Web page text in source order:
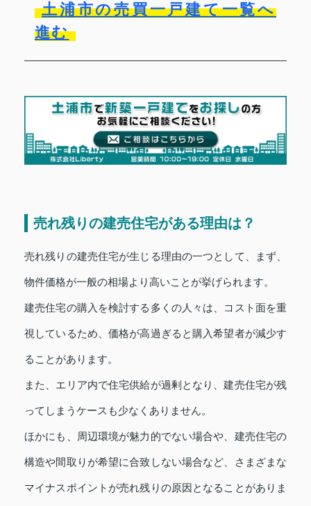
土浦市の売買一戸建て一覧へ
進む
売れ残りの建売住宅がある理由は？
売れ残りの建売住宅が生じる理由の一つとして、まず、
物件価格が一般の相場より高いことが挙げられます。
建売住宅の購入を検討する多くの人々は、コスト面を重
視しているため、価格が高過ぎると購入希望者が減少す
ることがあります。
また、エリア内で住宅供給が過剰となり、建売住宅が残
ってしまうケースも少なくありません。
ほかにも、周辺環境が魅力的でない場合や、建売住宅の
構造や間取りが希望に合致しない場合など、さまざまな
マイナスポイントが売れ残りの原因となることがありま